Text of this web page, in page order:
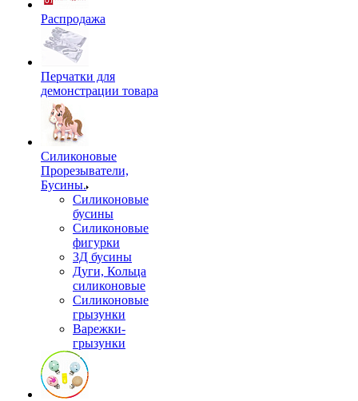
Распродажа
Перчатки для
демонстрации товара
Силиконовые
Прорезыватели,
Бусины.
Силиконовые
бусины
Силиконовые
фигурки
3Д бусины
Дуги, Кольца
силиконовые
Силиконовые
грызунки
Варежки-
грызунки